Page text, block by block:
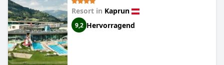
Resort in Kaprun
9,2 Hervorragend